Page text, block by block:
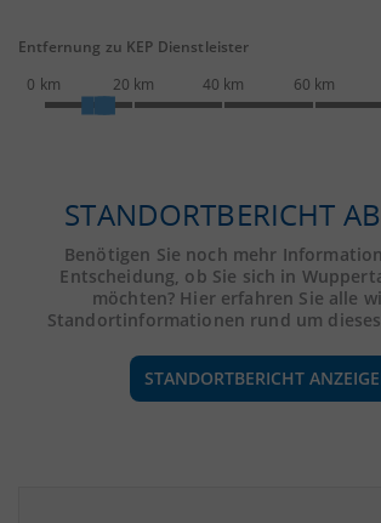
Entfernung zu KEP Dienstleister
0 km
20 km 40 km 60 km
STANDORTBERICHT
Benötigen Sie noch mehr
Entscheidung, ob Sie sich in
möchten? Hier erfahren Sie alle
Standortinformationen rund um
STANDORTBERICHT